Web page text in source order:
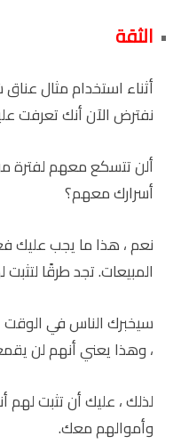
الثقة
أثناء استخدام مثال
نفترض الآن أنك تعرفت
ألن تتسكع معهم
أسرارك معهم؟
نعم ، هذا ما يجب عليك
المبيعات. تجد طرقًا
سيخبرك الناس في
، وهذا يعني أنهم لن
لذلك ، عليك أن تثبت
وأموالهم معك.